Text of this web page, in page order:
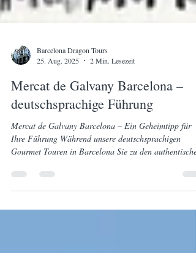
25. Aug. 2025
2 Min. Lesezeit
Mercat de Galvany Barcelona –
deutschsprachige Führung
Mercat de Galvany Barcelona – Ein Geheimtipp für
Gourmet Touren in Barcelona Sie zu den authentischen
Märkten und Tapas-Bars der Stadt führen, gibt es